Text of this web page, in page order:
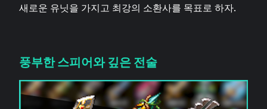
새로운 유닛을 가지고 최강의 소환사를 목표로 하자.
풍부한 스피어와 깊은 전술